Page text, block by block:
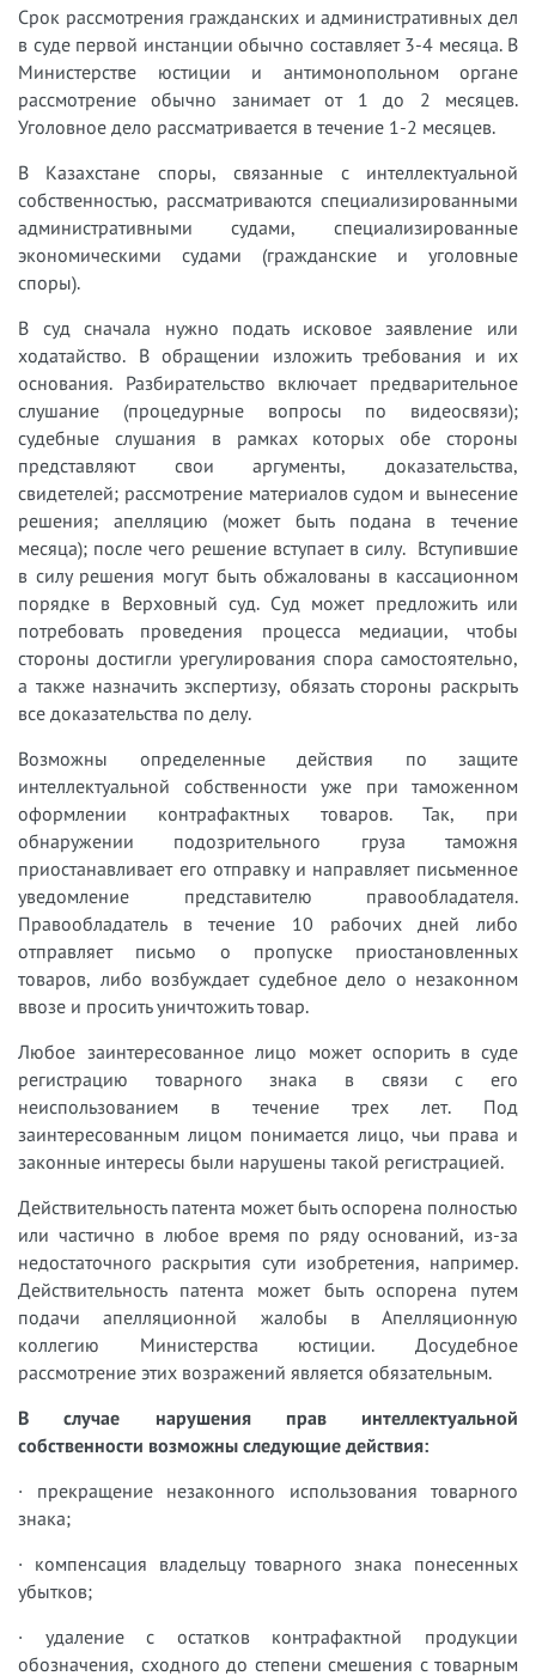
Срок рассмотрения гражданских и административных дел
в суде первой инстанции обычно составляет 3-4 месяца. В
Министерстве юстиции и антимонопольном органе
рассмотрение обычно занимает от 1 до 2 месяцев.
Уголовное дело рассматривается в течение 1-2 месяцев.
В Казахстане споры, связанные с интеллектуальной
собственностью, рассматриваются специализированными
административными судами, специализированные
экономическими судами (гражданские и уголовные
споры).
В суд сначала нужно подать исковое заявление или
ходатайство. В обращении изложить требования и их
основания. Разбирательство включает предварительное
слушание (процедурные вопросы по видеосвязи);
судебные слушания в рамках которых обе стороны
представляют свои аргументы, доказательства,
свидетелей; рассмотрение материалов судом и вынесение
решения; апелляцию (может быть подана в течение
месяца); после чего решение вступает в силу. Вступившие
в силу решения могут быть обжалованы в кассационном
порядке в Верховный суд. Суд может предложить или
потребовать проведения процесса медиации, чтобы
стороны достигли урегулирования спора самостоятельно,
а также назначить экспертизу, обязать стороны раскрыть
все доказательства по делу.
Возможны определенные действия по защите
интеллектуальной собственности уже при таможенном
оформлении контрафактных товаров. Так, при
обнаружении подозрительного груза таможня
приостанавливает его отправку и направляет письменное
уведомление представителю правообладателя.
Правообладатель в течение 10 рабочих дней либо
отправляет письмо о пропуске приостановленных
товаров, либо возбуждает судебное дело о незаконном
ввозе и просить уничтожить товар.
Любое заинтересованное лицо может оспорить в суде
регистрацию товарного знака в связи с его
неиспользованием в течение трех лет. Под
заинтересованным лицом понимается лицо, чьи права и
законные интересы были нарушены такой регистрацией.
Действительность патента может быть оспорена полностью
или частично в любое время по ряду оснований, из-за
недостаточного раскрытия сути изобретения, например.
Действительность патента может быть оспорена путем
подачи апелляционной жалобы в Апелляционную
коллегию Министерства юстиции. Досудебное
рассмотрение этих возражений является обязательным.
В случае нарушения прав интеллектуальной
собственности возможны следующие действия:
· прекращение незаконного использования товарного
знака;
· компенсация владельцу товарного знака понесенных
убытков;
· удаление с остатков контрафактной продукции
обозначения, сходного до степени смешения с товарным